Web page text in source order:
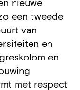
nieuwe
een tweede
van
en
en
met respect